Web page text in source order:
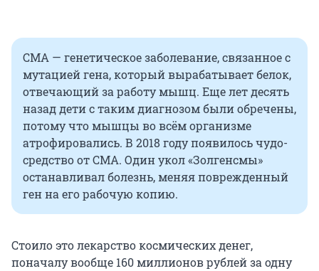
СМА — генетическое заболевание, связанное с
мутацией гена, который вырабатывает белок,
отвечающий за работу мышц. Еще лет десять
назад дети с таким диагнозом были обречены,
потому что мышцы во всём организме
атрофировались. В 2018 году появилось чудо-
средство от СМА. Один укол «Золгенсмы»
останавливал болезнь, меняя поврежденный
ген на его рабочую копию.
Стоило это лекарство космических денег,
поначалу вообще 160 миллионов рублей за одну